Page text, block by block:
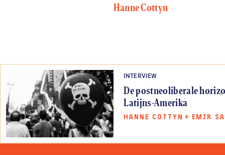
Hanne Cottyn
INTERVIEW
De postneoliberale
Latijns-Amerika
HANNE COTTYN + EMIR